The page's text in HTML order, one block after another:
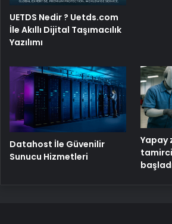
UETDS Nedir ? Uetds.com
İle Akıllı Dijital Taşımacılık
Yazılımı
Datahost İle Güvenilir
Sunucu Hizmetleri
Yapay